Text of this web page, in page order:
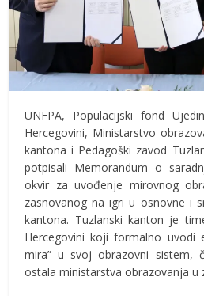
UNFPA, Populacijski fond
Hercegovini, Ministarstvo
kantona i Pedagoški zavod
potpisali Memorandum o
okvir za uvođenje mirovnog
zasnovanog na igri u osnovne i
kantona. Tuzlanski kanton je
Hercegovini koji formalno uvodi
mira” u svoj obrazovni sistem,
ostala ministarstva obrazovanja u